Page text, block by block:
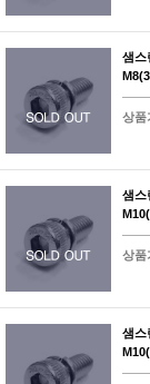
샘스
상품
샘스
상품
샘스